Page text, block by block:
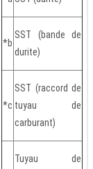
*b
SST (bande de
durite)
*c
SST (raccord de
tuyau de
carburant)
Tuyau de